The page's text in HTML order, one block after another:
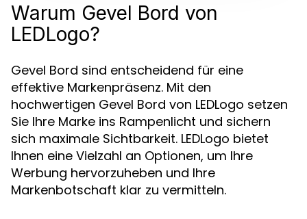
Warum Gevel Bord von
LEDLogo?
Gevel Bord sind entscheidend für eine
effektive Markenpräsenz. Mit den
hochwertigen Gevel Bord von LEDLogo setzen
Sie Ihre Marke ins Rampenlicht und sichern
sich maximale Sichtbarkeit. LEDLogo bietet
Ihnen eine Vielzahl an Optionen, um Ihre
Werbung hervorzuheben und Ihre
Markenbotschaft klar zu vermitteln.